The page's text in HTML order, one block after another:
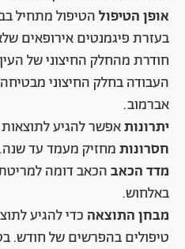
אופן הטיפולהטיפול מתחיל
בעזרת פיגמנטים אירופאים
חודרת מהחלק החיצוני של
העבודה בחלק החיצוני
אברמוב.
יתרונותאפשר להגיע לתוצאות
חסרונותמחזיק מעמד עד שנה.
מדד הכאבהכאב דומה
באלחוש.
מבחן התוצאה כדי להגיע
טיפולים בהפרשים של חודש.